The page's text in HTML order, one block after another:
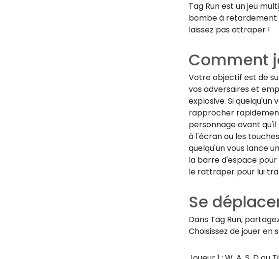
Tag Run est un jeu
bombe à retardement
laissez pas attraper !
Comment
Votre objectif est de
vos adversaires et
explosive. Si quelqu'un
rapprocher
personnage avant
à l'écran ou les
quelqu'un vous lance
la barre d'espace pour
le rattraper pour lui
Se
Dans Tag Run,
Choisissez de jouer en